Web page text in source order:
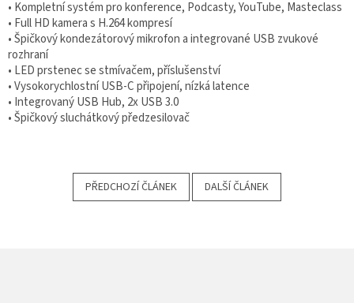
• Kompletní systém pro konference, Podcasty, YouTube, Masteclass
• Full HD kamera s H.264 kompresí
• Špičkový kondezátorový mikrofon a integrované USB zvukové
rozhraní
• LED prstenec se stmívačem, příslušenství
• Vysokorychlostní USB-C připojení, nízká latence
• Integrovaný USB Hub, 2x USB 3.0
• Špičkový sluchátkový předzesilovač
PŘEDCHOZÍ ČLÁNEK DALŠÍ ČLÁNEK